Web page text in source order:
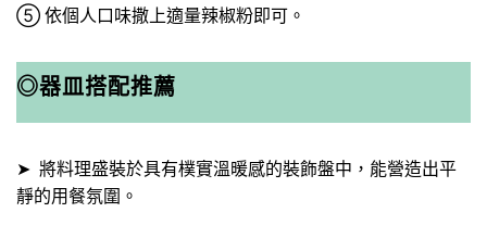
⑤ 依個人口味撒上適量辣椒粉即可。
◎器皿搭配推薦
➤ 將料理盛裝於具有樸實溫暖感的裝飾盤中，能營造出平
靜的用餐氛圍。